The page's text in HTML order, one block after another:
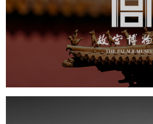
文化艺术 博物馆 智慧博
景区网站建设
文创商城